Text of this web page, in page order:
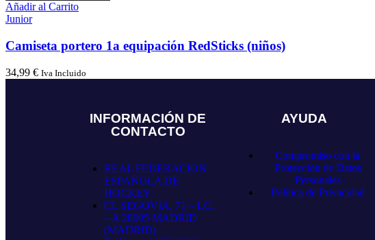
Añadir al Carrito
Junior
Camiseta portero 1a equipación RedSticks (niños)
34,99 € Iva Incluido
INFORMACIÓN DE
CONTACTO
REAL FEDERACION
ESPAÑOLA DE
HOCKEY
CL SEGOVIA, 71 – LC.
– A 28005 MADRID
(MADRID)
AYUDA
Compromiso con la
Protección de Datos
Personales
Política de Privacidad